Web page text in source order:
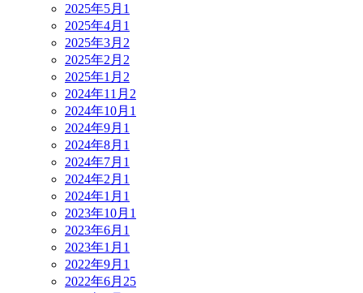
2025年5月 1
2025年4月 1
2025年3月 2
2025年2月 2
2025年1月 2
2024年11月 2
2024年10月 1
2024年9月 1
2024年8月 1
2024年7月 1
2024年2月 1
2024年1月 1
2023年10月 1
2023年6月 1
2023年1月 1
2022年9月 1
2022年6月 25